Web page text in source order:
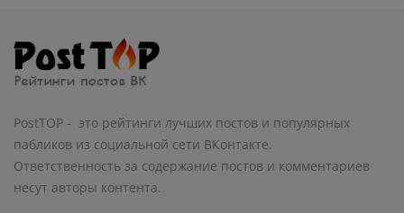
PostTOP - это рейтинги лучших постов и популярных
пабликов из социальной сети ВКонтакте.
Ответственность за содержание постов и комментариев
несут авторы контента.